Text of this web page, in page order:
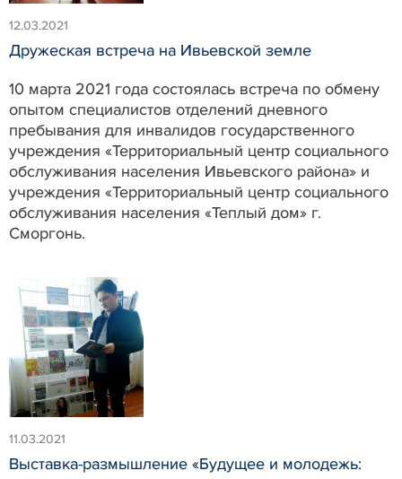
12.03.2021
Дружеская встреча на Ивьевской земле
10 марта 2021 года состоялась встреча по обмену
опытом специалистов отделений дневного
пребывания для инвалидов государственного
учреждения «Территориальный центр социального
обслуживания населения Ивьевского района» и
учреждения «Территориальный центр социального
обслуживания населения «Теплый дом» г.
Сморгонь.
11.03.2021
Выставка-размышление «Будущее и молодежь: